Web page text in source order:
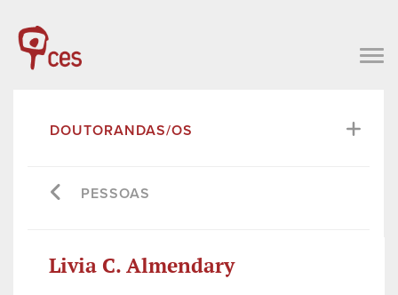
DOUTORANDAS/OS
PESSOAS
Livia C. Almendary